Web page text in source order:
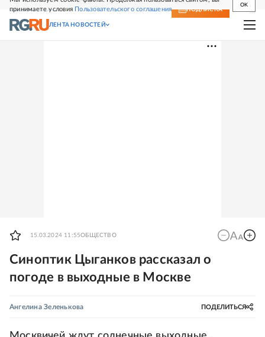
принимаете условия Пользовательского соглашения
OK
СВЕЖИЙ НОМЕР ПОДПИСКА
ЛЕНТА НОВОСТЕЙ
15.03.2024 11:55ОБЩЕСТВО
Синоптик Цыганков рассказал о
погоде в выходные в Москве
Ангелина Зеленькова ПОДЕЛИТЬСЯ